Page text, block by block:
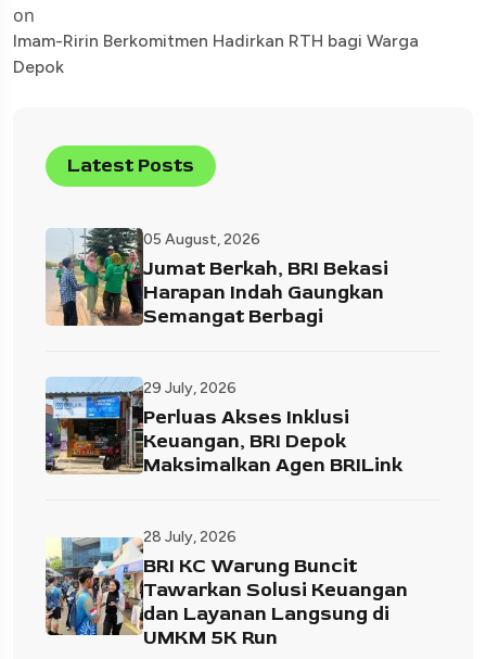
on
Imam-Ririn Berkomitmen Hadirkan RTH bagi Warga
Depok
Latest Posts
05 August, 2026
Jumat Berkah, BRI Bekasi
Harapan Indah Gaungkan
Semangat Berbagi
29 July, 2026
Perluas Akses Inklusi
Keuangan, BRI Depok
Maksimalkan Agen BRILink
28 July, 2026
BRI KC Warung Buncit
Tawarkan Solusi Keuangan
dan Layanan Langsung di
UMKM 5K Run